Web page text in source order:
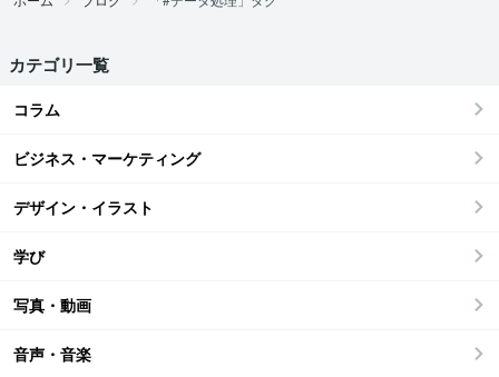
カテゴリ一覧
コラム
ビジネス・マーケティング
デザイン・イラスト
学び
写真・動画
音声・音楽